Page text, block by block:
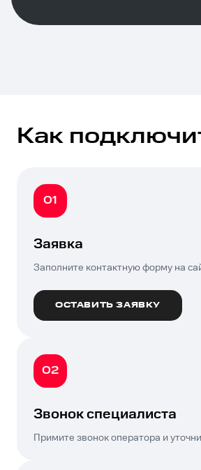
Как
01
Заявка
Заполните контактную форму на
ОСТАВИТЬ ЗАЯВКУ
02
Звонок специалиста
Примите звонок оператора и